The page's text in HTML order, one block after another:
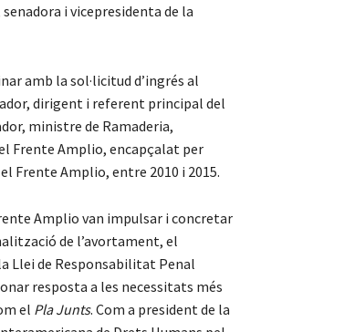
i vicepresidenta de la
amb la sol·licitud d’ingrés al
dirigent i referent principal del
ministre de Ramaderia,
Frente Amplio, encapçalat per
Frente Amplio, entre 2010 i 2015.
Amplio van impulsar i concretar
de l’avortament, el
Llei de Responsabilitat Penal
resposta a les necessitats més
el Pla Junts. Com a president de la